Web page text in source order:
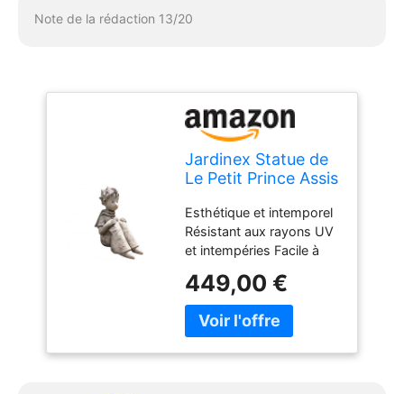
Note de la rédaction 13/20
Jardinex Statue de
Le Petit Prince Assis
Esthétique et intemporel
Résistant aux rayons UV
et intempéries Facile à
449,00 €